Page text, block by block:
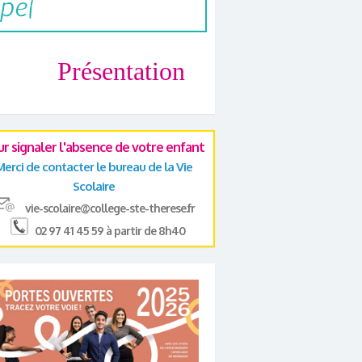
Présentation
signaler l'absence de votre enfant
de contacter le bureau de la Vie
Scolaire
vie-scolaire@college-ste-therese.fr
02 97 41 45 59 à partir de 8h40